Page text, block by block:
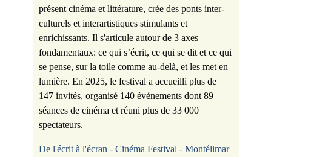
présent cinéma et littérature, crée des ponts inter-
culturels et interartistiques stimulants et
enrichissants. Il s'articule autour de 3 axes
fondamentaux: ce qui s’écrit, ce qui se dit et ce qui
se pense, sur la toile comme au-delà, et les met en
lumière. En 2025, le festival a accueilli plus de
147 invités, organisé 140 événements dont 89
séances de cinéma et réuni plus de 33 000
spectateurs.
De l'écrit à l'écran - Cinéma Festival - Montélimar